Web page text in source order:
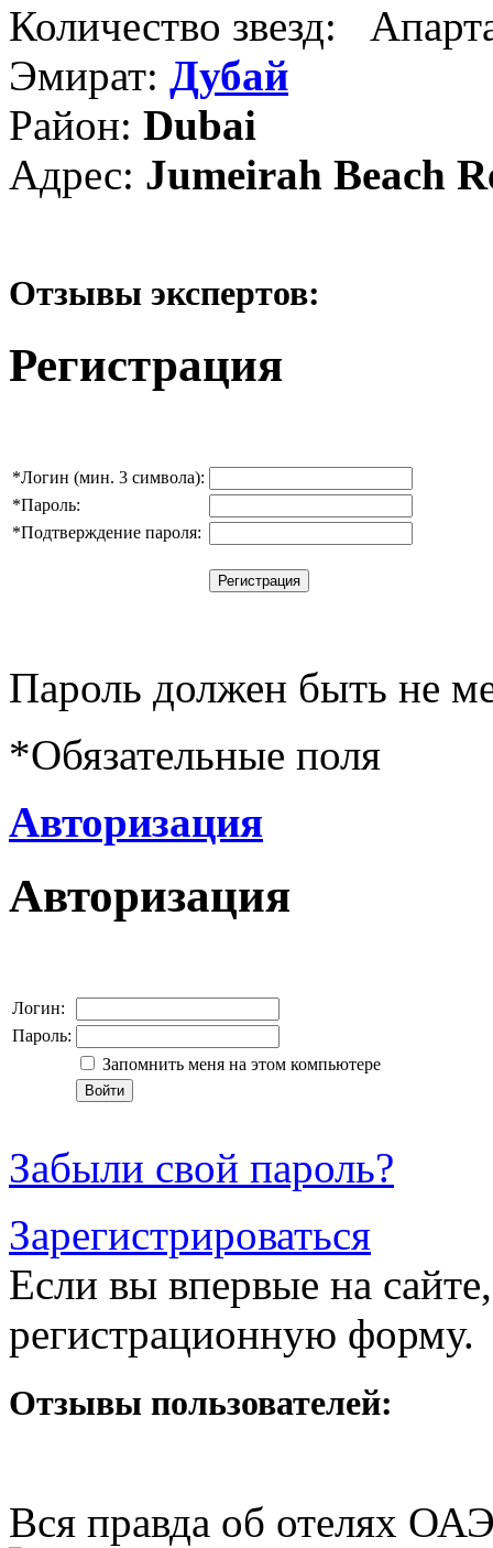
Количество звезд:
Эмират: Дубай
Район: Dubai
Адрес: Jumeirah Beach
Отзывы экспертов:
Регистрация
*Логин (мин. 3 символа):
*Пароль:
*Подтверждение пароля:
Пароль должен быть не
*Обязательные поля
Авторизация
Авторизация
Логин:
Пароль:
Запомнить меня на этом компьютере
Забыли свой пароль?
Зарегистрироваться
Если вы впервые на
регистрационную форму.
Отзывы пользователей:
Вся правда об отелях